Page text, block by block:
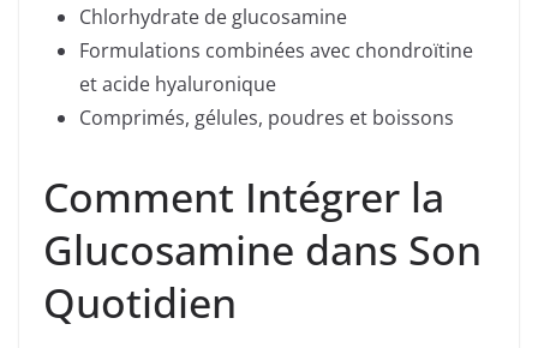
Chlorhydrate de glucosamine
Formulations combinées avec chondroïtine
et acide hyaluronique
Comprimés, gélules, poudres et boissons
Comment Intégrer la
Glucosamine dans Son
Quotidien